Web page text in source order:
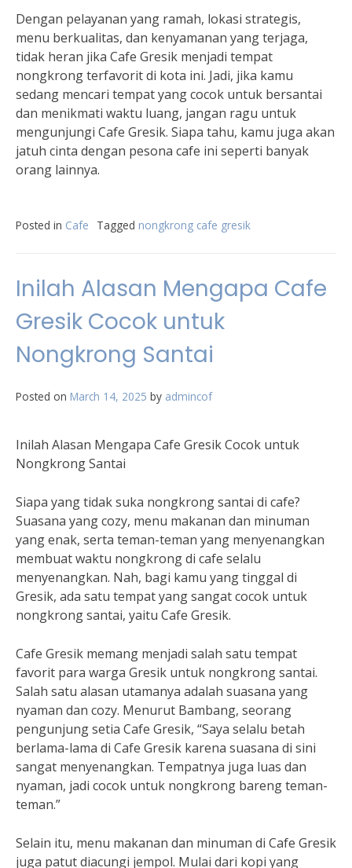
Dengan pelayanan yang ramah, lokasi strategis,
menu berkualitas, dan kenyamanan yang terjaga,
tidak heran jika Cafe Gresik menjadi tempat
nongkrong terfavorit di kota ini. Jadi, jika kamu
sedang mencari tempat yang cocok untuk bersantai
dan menikmati waktu luang, jangan ragu untuk
mengunjungi Cafe Gresik. Siapa tahu, kamu juga akan
jatuh cinta dengan pesona cafe ini seperti banyak
orang lainnya.
Posted in Cafe Tagged nongkrong cafe gresik
Inilah Alasan Mengapa Cafe
Gresik Cocok untuk
Nongkrong Santai
Posted on March 14, 2025 by admincof
Inilah Alasan Mengapa Cafe Gresik Cocok untuk
Nongkrong Santai
Siapa yang tidak suka nongkrong santai di cafe?
Suasana yang cozy, menu makanan dan minuman
yang enak, serta teman-teman yang menyenangkan
membuat waktu nongkrong di cafe selalu
menyenangkan. Nah, bagi kamu yang tinggal di
Gresik, ada satu tempat yang sangat cocok untuk
nongkrong santai, yaitu Cafe Gresik.
Cafe Gresik memang menjadi salah satu tempat
favorit para warga Gresik untuk nongkrong santai.
Salah satu alasan utamanya adalah suasana yang
nyaman dan cozy. Menurut Bambang, seorang
pengunjung setia Cafe Gresik, “Saya selalu betah
berlama-lama di Cafe Gresik karena suasana di sini
sangat menyenangkan. Tempatnya juga luas dan
nyaman, jadi cocok untuk nongkrong bareng teman-
teman.”
Selain itu, menu makanan dan minuman di Cafe Gresik
juga patut diacungi jempol. Mulai dari kopi yang